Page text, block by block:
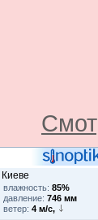
Киеве
влажность: 85%
давление: 746 мм
ветер: 4 м/с,